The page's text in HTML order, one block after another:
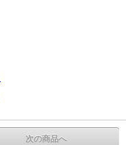
次の商品へ